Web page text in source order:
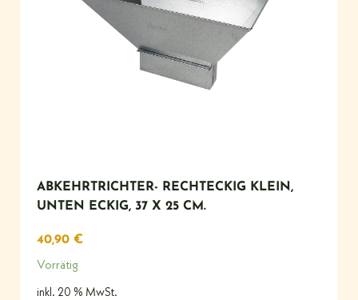
ABKEHRTRICHTER- RECHTECKIG KLEIN,
UNTEN ECKIG, 37 X 25 CM.
40,90 €
Vorrätig
inkl. 20 % MwSt.